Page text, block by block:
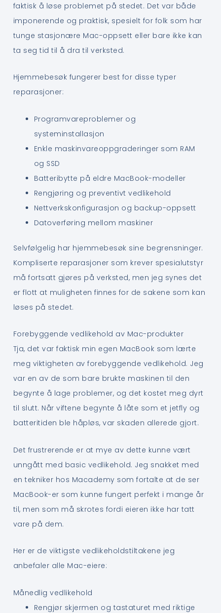
faktisk å løse problemet på stedet. Det var både
imponerende og praktisk, spesielt for folk som har
tunge stasjonære Mac-oppsett eller bare ikke kan
ta seg tid til å dra til verksted.
Hjemmebesøk fungerer best for disse typer
reparasjoner:
Programvareproblemer og
systeminstallasjon
Enkle maskinvareoppgraderinger som RAM
og SSD
Batteribytte på eldre MacBook-modeller
Rengjøring og preventivt vedlikehold
Nettverkskonfigurasjon og backup-oppsett
Datoverføring mellom maskiner
Selvfølgelig har hjemmebesøk sine begrensninger.
Kompliserte reparasjoner som krever spesialutstyr
må fortsatt gjøres på verksted, men jeg synes det
er flott at muligheten finnes for de sakene som kan
løses på stedet.
Forebyggende vedlikehold av Mac-produkter
Tja, det var faktisk min egen MacBook som lærte
meg viktigheten av forebyggende vedlikehold. Jeg
var en av de som bare brukte maskinen til den
begynte å lage problemer, og det kostet meg dyrt
til slutt. Når viftene begynte å låte som et jetfly og
batteritiden ble håpløs, var skaden allerede gjort.
Det frustrerende er at mye av dette kunne vært
unngått med basic vedlikehold. Jeg snakket med
en tekniker hos Macademy som fortalte at de ser
MacBook-er som kunne fungert perfekt i mange år
til, men som må skrotes fordi eieren ikke har tatt
vare på dem.
Her er de viktigste vedlikeholdstiltakene jeg
anbefaler alle Mac-eiere:
Månedlig vedlikehold
Rengjør skjermen og tastaturet med riktige